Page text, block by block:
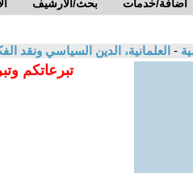
بحث/الارشيف اضافة/خدمات
- العلمانية، الدين السياسي ونقد
تبرعاتكم